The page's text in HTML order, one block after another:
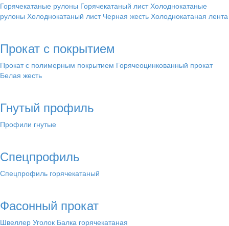
Горячекатаные рулоны Горячекатаный лист Холоднокатаные
рулоны Холоднокатаный лист Черная жесть Холоднокатаная лента
Прокат с покрытием
Прокат с полимерным покрытием Горячеоцинкованный прокат
Белая жесть
Гнутый профиль
Профили гнутые
Спецпрофиль
Спецпрофиль горячекатаный
Фасонный прокат
Швеллер Уголок Балка горячекатаная